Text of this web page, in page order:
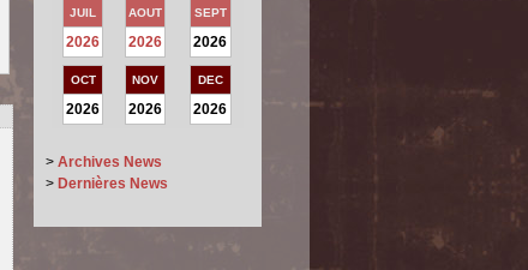
JUIL
2026
AOUT
2026
SEPT
2026
OCT
2026
NOV
2026
DEC
2026
> Archives News
> Dernières News